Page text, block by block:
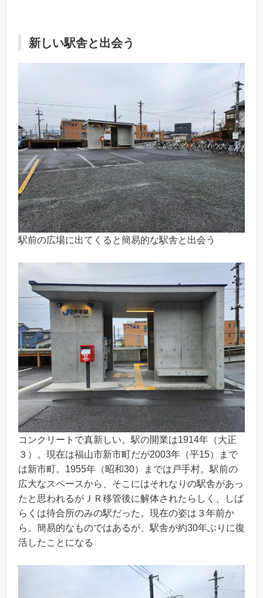
新しい駅舎と出会う
駅前の広場に出てくると簡易的な駅舎と出会う
コンクリートで真新しい。駅の開業は1914年（大正
３）。現在は福山市新市町だが2003年（平15）まで
は新市町。1955年（昭和30）までは戸手村。駅前の
広大なスペースから、そこにはそれなりの駅舎があっ
たと思われるがＪＲ移管後に解体されたらしく、しば
らくは待合所のみの駅だった。現在の姿は３年前か
ら。簡易的なものではあるが、駅舎が約30年ぶりに復
活したことになる